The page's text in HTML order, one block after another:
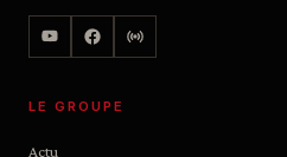
LE GROUPE
Actu